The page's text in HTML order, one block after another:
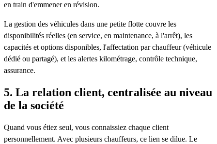
en train d'emmener en révision.
La gestion des véhicules dans une petite flotte couvre les
disponibilités réelles (en service, en maintenance, à l'arrêt), les
capacités et options disponibles, l'affectation par chauffeur (véhicule
dédié ou partagé), et les alertes kilométrage, contrôle technique,
assurance.
5. La relation client, centralisée au niveau
de la société
Quand vous étiez seul, vous connaissiez chaque client
personnellement. Avec plusieurs chauffeurs, ce lien se dilue. Le